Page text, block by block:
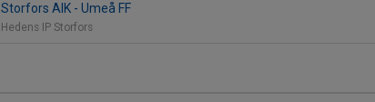
Storfors AIK - Umeå FF
Hedens IP Storfors